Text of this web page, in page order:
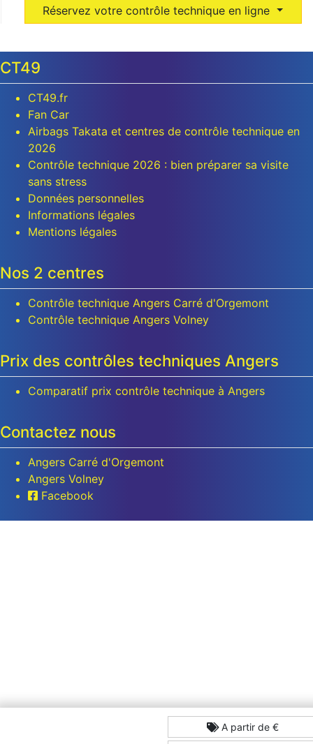
A partir de €
Réservez votre contrôle technique en ligne
CT49
CT49.fr
Fan Car
Airbags Takata et centres de contrôle technique en
2026
Contrôle technique 2026 : bien préparer sa visite
sans stress
Données personnelles
Informations légales
Mentions légales
Nos 2 centres
Contrôle technique Angers Carré d'Orgemont
Contrôle technique Angers Volney
Prix des contrôles techniques Angers
Comparatif prix contrôle technique à Angers
Contactez nous
Angers Carré d'Orgemont
Angers Volney
Facebook